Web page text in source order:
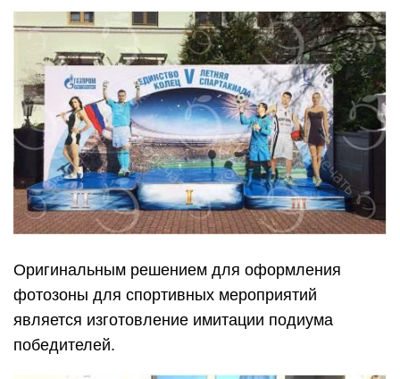
Оригинальным решением для оформления
фотозоны для спортивных мероприятий
является изготовление имитации подиума
победителей.